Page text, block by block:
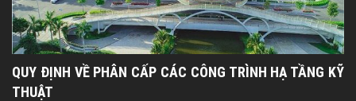
QUY ĐỊNH VỀ PHÂN CẤP CÁC CÔNG TRÌNH HẠ TẦNG KỸ
THUẬT